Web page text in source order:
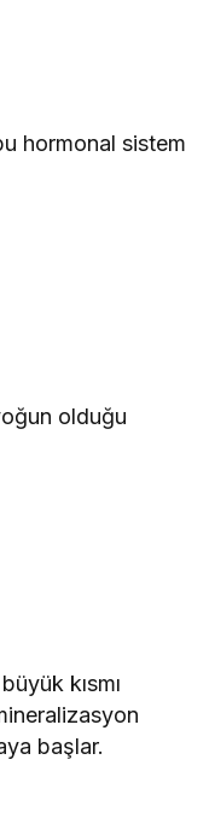
hormonal sistem
olduğu
kısmı
başlar.